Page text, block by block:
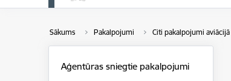
Sākums Pakalpojumi Citi pakalpojumi aviācijā
Aģentūras sniegtie pakalpojumi